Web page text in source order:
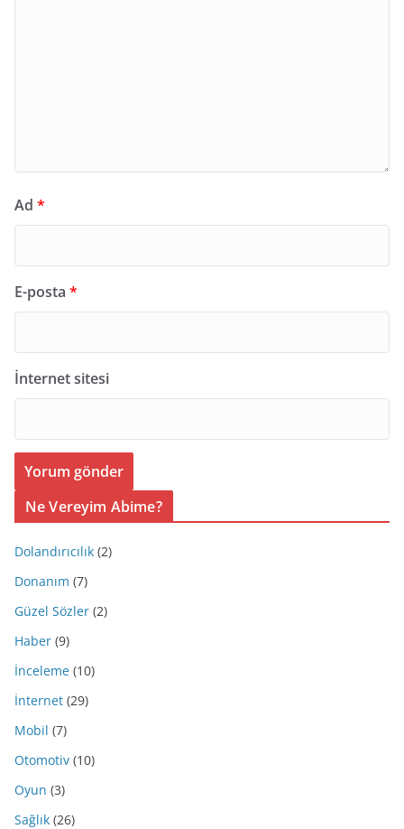
Ad *
E-posta *
İnternet sitesi
Ne Vereyim Abime?
Dolandırıcılık (2)
Donanım (7)
Güzel Sözler (2)
Haber (9)
İnceleme (10)
İnternet (29)
Mobil (7)
Otomotiv (10)
Oyun (3)
Sağlık (26)